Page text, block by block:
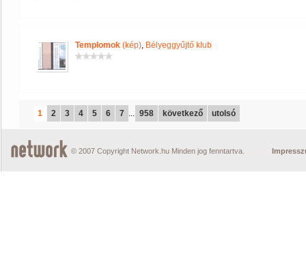
Templomok (kép), Bélyeggyűjtő klub
1 2 3 4 5 6 7 ... 958 következő utolsó
© 2007 Copyright Network.hu Minden jog fenntartva.